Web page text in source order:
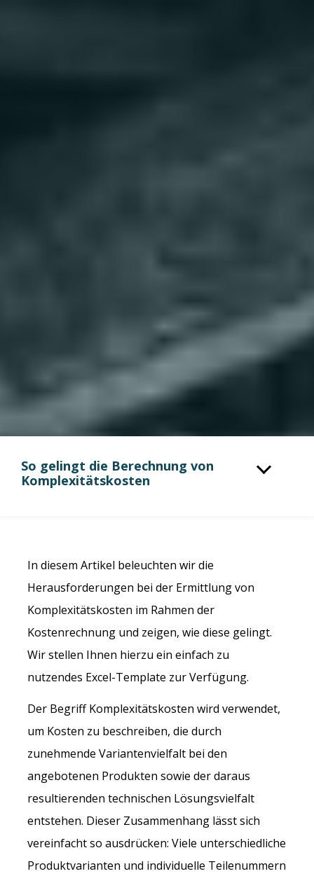
So gelingt die Berechnung von
Komplexitätskosten
In diesem Artikel beleuchten wir die
Herausforderungen bei der Ermittlung von
Komplexitätskosten im Rahmen der
Kostenrechnung und zeigen, wie diese gelingt.
Wir stellen Ihnen hierzu ein einfach zu
nutzendes Excel-Template zur Verfügung.
Der Begriff Komplexitätskosten wird verwendet,
um Kosten zu beschreiben, die durch
zunehmende Variantenvielfalt bei den
angebotenen Produkten sowie der daraus
resultierenden technischen Lösungsvielfalt
entstehen. Dieser Zusammenhang lässt sich
vereinfacht so ausdrücken: Viele unterschiedliche
Produktvarianten und individuelle Teilenummern